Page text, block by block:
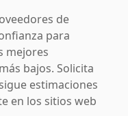
de
para
mejores
bajos. Solicita
estimaciones
en los sitios web